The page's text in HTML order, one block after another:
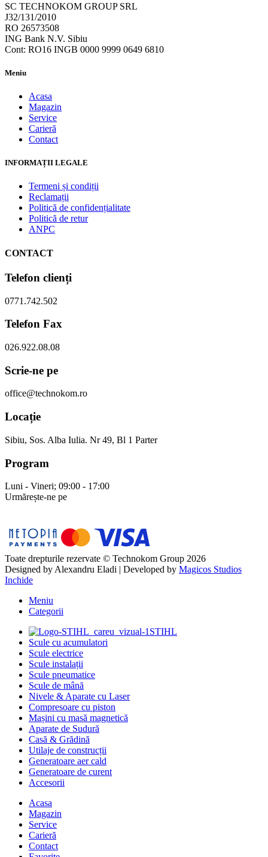
SC TECHNOKOM GROUP SRL
J32/131/2010
RO 26573508
ING Bank N.V. Sibiu
Cont: RO16 INGB 0000 9999 0649 6810
Meniu
Acasa
Magazin
Service
Carieră
Contact
INFORMAȚII LEGALE
Termeni și condiții
Reclamații
Politică de confidențialitate
Politică de retur
ANPC
CONTACT
Telefon clienți
0771.742.502
Telefon Fax
026.922.08.08
Scrie-ne pe
office@technokom.ro
Locație
Sibiu, Sos. Alba Iulia. Nr 49, Bl 1 Parter
Program
Luni - Vineri; 09:00 - 17:00
Urmărește-ne pe
Toate drepturile rezervate © Technokom Group 2026
Designed by Alexandru Eladi | Developed by Magicos Studios
Inchide
Meniu
Categorii
STIHL
Scule cu acumulatori
Scule electrice
Scule instalații
Scule pneumatice
Scule de mână
Nivele & Aparate cu Laser
Compresoare cu piston
Mașini cu masă magnetică
Aparate de Sudură
Casă & Grădină
Utilaje de construcții
Generatoare aer cald
Generatoare de curent
Accesorii
Acasa
Magazin
Service
Carieră
Contact